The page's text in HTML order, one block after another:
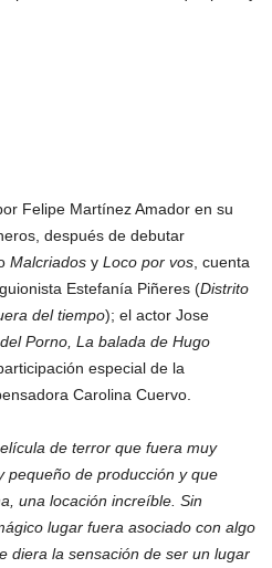
Felipe Martínez Amador en su
después de debutar
Malcriados y Loco por vos , cuenta
Estefanía Piñeres (Distrito
del tiempo); el actor Jose
Porno, La balada de Hugo
especial de la
Carolina Cuervo.
de terror que fuera muy
pequeño de producción y que
una locación increíble. Sin
lugar fuera asociado con algo
diera la sensación de ser un lugar